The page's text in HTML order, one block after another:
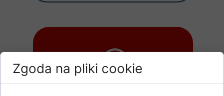
Zgoda na pliki cookie